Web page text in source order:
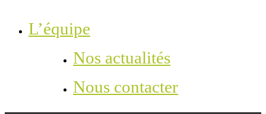
L’équipe
Nos actualités
Nous contacter